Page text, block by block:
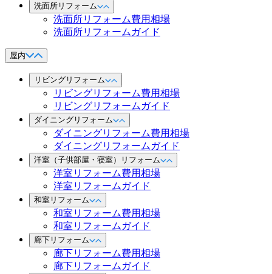
洗面所リフォーム
洗面所リフォーム費用相場
洗面所リフォームガイド
屋内
リビングリフォーム
リビングリフォーム費用相場
リビングリフォームガイド
ダイニングリフォーム
ダイニングリフォーム費用相場
ダイニングリフォームガイド
洋室（子供部屋・寝室）リフォーム
洋室リフォーム費用相場
洋室リフォームガイド
和室リフォーム
和室リフォーム費用相場
和室リフォームガイド
廊下リフォーム
廊下リフォーム費用相場
廊下リフォームガイド